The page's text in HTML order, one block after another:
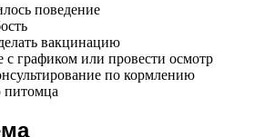
поведение
вакцинацию
с графиком или провести осмотр
по кормлению